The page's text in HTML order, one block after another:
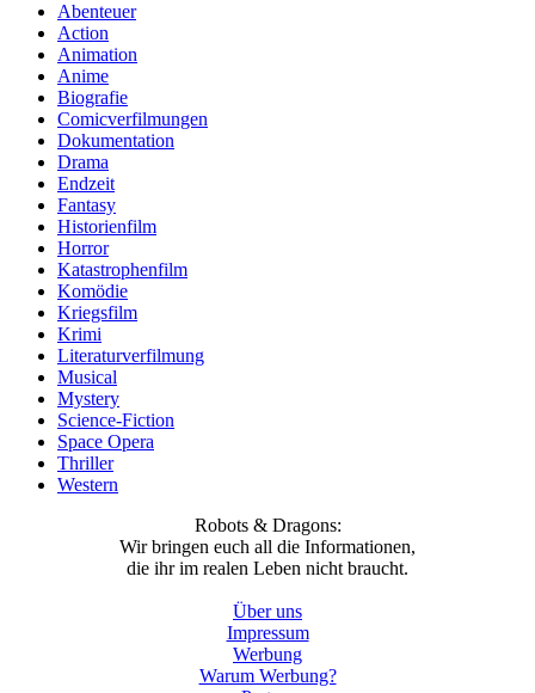
Abenteuer
Action
Animation
Anime
Biografie
Comicverfilmungen
Dokumentation
Drama
Endzeit
Fantasy
Historienfilm
Horror
Katastrophenfilm
Komödie
Kriegsfilm
Krimi
Literaturverfilmung
Musical
Mystery
Science-Fiction
Space Opera
Thriller
Western
Robots & Dragons:
Wir bringen euch all die Informationen,
die ihr im realen Leben nicht braucht.
Über uns
Impressum
Werbung
Warum Werbung?